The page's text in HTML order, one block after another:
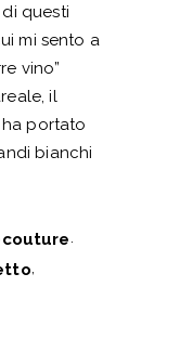
questi
mi sento a
vino”
il
portato
bianchi
.